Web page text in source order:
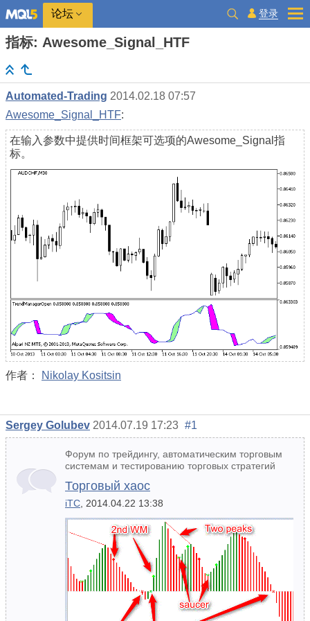
论坛 登录
指标: Awesome_Signal_HTF
Automated-Trading 2014.02.18 07:57
Awesome_Signal_HTF:
在输入参数中提供时间框架可选项的Awesome_Signal指
标。
作者： Nikolay Kositsin
Sergey Golubev 2014.07.19 17:23 #1
Форум по трейдингу, автоматическим торговым
системам и тестированию торговых стратегий
Торговый хаос
iTC , 2014.04.22 13:38